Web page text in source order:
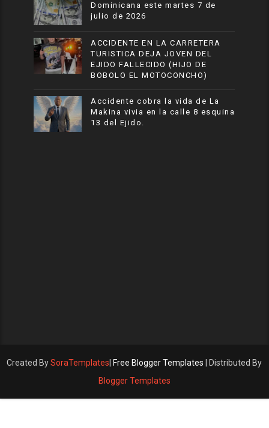
Dominicana este martes 7 de
julio de 2026
ACCIDENTE EN LA CARRETERA
TURISTICA DEJA JOVEN DEL
EJIDO FALLECIDO (HIJO DE
BOBOLO EL MOTOCONCHO)
Accidente cobra la vida de La
Makina vivia en la calle 8 esquina
13 del Ejido.
Created BySoraTemplates Free Blogger Templates | Distributed By
Blogger Templates